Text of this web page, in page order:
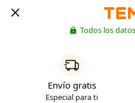
Todos los
Envío gratis
Especial para ti